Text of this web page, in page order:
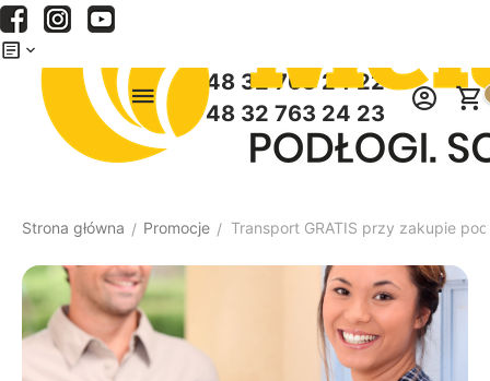
+48 32 763 24 22
+48 32 763 24 23
Strona główna / Promocje / Transport GRATIS przy zakupie